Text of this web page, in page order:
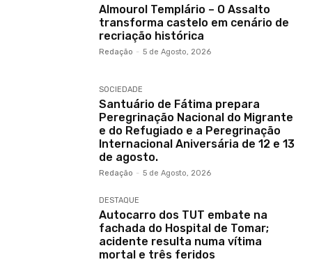
Almourol Templário – O Assalto
transforma castelo em cenário de
recriação histórica
Redação - 5 de Agosto, 2026
SOCIEDADE
Santuário de Fátima prepara
Peregrinação Nacional do Migrante
e do Refugiado e a Peregrinação
Internacional Aniversária de 12 e 13
de agosto.
Redação - 5 de Agosto, 2026
DESTAQUE
Autocarro dos TUT embate na
fachada do Hospital de Tomar;
acidente resulta numa vítima
mortal e três feridos